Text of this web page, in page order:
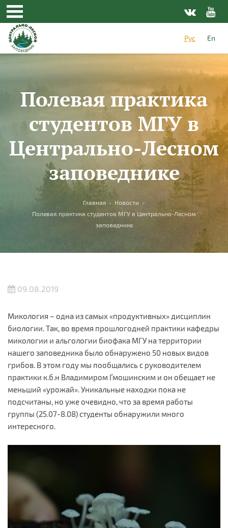
Перейти к основному содержанию
Рус
En
Полевая практика
студентов МГУ в
Центрально-Лесном
заповеднике
Вы здесь Главная » Новости »
Полевая практика студентов МГУ в Центрально-Лесном
заповеднике
09.08.2019
Микология – одна из самых «продуктивных» дисциплин
биологии. Так, во время прошлогодней практики кафедры
микологии и альгологии биофака МГУ на территории
нашего заповедника было обнаружено 50 новых видов
грибов. В этом году мы пообщались с руководителем
практики к.б.н Владимиром Гмошинским и он обещает не
меньший «урожай». Уникальные находки пока не
подсчитаны, но уже очевидно, что за время работы
группы (25.07-8.08) студенты обнаружили много
интересного.